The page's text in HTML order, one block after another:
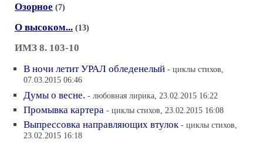
Озорное (7)
О высоком... (13)
ИМЗ 8. 103-10
В ночи летит УРАЛ обледенелый - циклы стихов,
07.03.2015 06:46
Думы о весне. - любовная лирика, 23.02.2015 16:22
Промывка картера - циклы стихов, 23.02.2015 16:08
Выпрессовка направляющих втулок - циклы стихов,
23.02.2015 16:18